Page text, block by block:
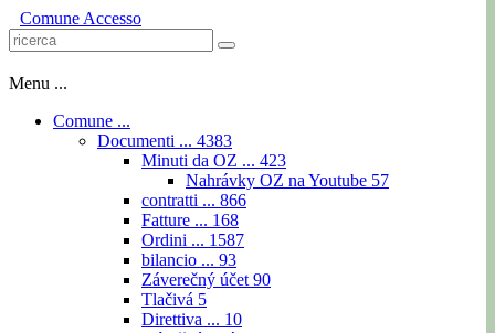
Comune Accesso
Menu ...
Comune ...
Documenti ... 4383
Minuti da OZ ... 423
Nahrávky OZ na Youtube 57
contratti ... 866
Fatture ... 168
Ordini ... 1587
bilancio ... 93
Záverečný účet 90
Tlačivá 5
Direttiva ... 10